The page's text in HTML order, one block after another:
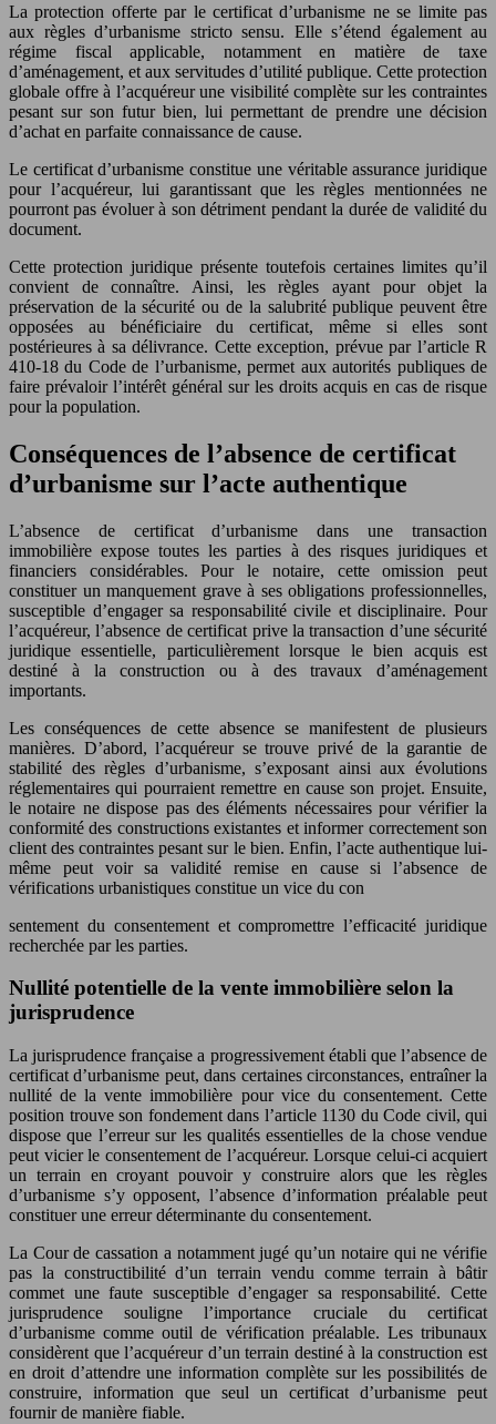
La protection offerte par le certificat d’urbanisme ne se limite pas
aux règles d’urbanisme stricto sensu. Elle s’étend également au
régime fiscal applicable, notamment en matière de taxe
d’aménagement, et aux servitudes d’utilité publique. Cette protection
globale offre à l’acquéreur une visibilité complète sur les contraintes
pesant sur son futur bien, lui permettant de prendre une décision
d’achat en parfaite connaissance de cause.
Le certificat d’urbanisme constitue une véritable assurance juridique
pour l’acquéreur, lui garantissant que les règles mentionnées ne
pourront pas évoluer à son détriment pendant la durée de validité du
document.
Cette protection juridique présente toutefois certaines limites qu’il
convient de connaître. Ainsi, les règles ayant pour objet la
préservation de la sécurité ou de la salubrité publique peuvent être
opposées au bénéficiaire du certificat, même si elles sont
postérieures à sa délivrance. Cette exception, prévue par l’article R
410-18 du Code de l’urbanisme, permet aux autorités publiques de
faire prévaloir l’intérêt général sur les droits acquis en cas de risque
pour la population.
Conséquences de l’absence de certificat
d’urbanisme sur l’acte authentique
L’absence de certificat d’urbanisme dans une transaction
immobilière expose toutes les parties à des risques juridiques et
financiers considérables. Pour le notaire, cette omission peut
constituer un manquement grave à ses obligations professionnelles,
susceptible d’engager sa responsabilité civile et disciplinaire. Pour
l’acquéreur, l’absence de certificat prive la transaction d’une sécurité
juridique essentielle, particulièrement lorsque le bien acquis est
destiné à la construction ou à des travaux d’aménagement
importants.
Les conséquences de cette absence se manifestent de plusieurs
manières. D’abord, l’acquéreur se trouve privé de la garantie de
stabilité des règles d’urbanisme, s’exposant ainsi aux évolutions
réglementaires qui pourraient remettre en cause son projet. Ensuite,
le notaire ne dispose pas des éléments nécessaires pour vérifier la
conformité des constructions existantes et informer correctement son
client des contraintes pesant sur le bien. Enfin, l’acte authentique lui-
même peut voir sa validité remise en cause si l’absence de
vérifications urbanistiques constitue un vice du con
sentement du consentement et compromettre l’efficacité juridique
recherchée par les parties.
Nullité potentielle de la vente immobilière selon la
jurisprudence
La jurisprudence française a progressivement établi que l’absence de
certificat d’urbanisme peut, dans certaines circonstances, entraîner la
nullité de la vente immobilière pour vice du consentement. Cette
position trouve son fondement dans l’article 1130 du Code civil, qui
dispose que l’erreur sur les qualités essentielles de la chose vendue
peut vicier le consentement de l’acquéreur. Lorsque celui-ci acquiert
un terrain en croyant pouvoir y construire alors que les règles
d’urbanisme s’y opposent, l’absence d’information préalable peut
constituer une erreur déterminante du consentement.
La Cour de cassation a notamment jugé qu’un notaire qui ne vérifie
pas la constructibilité d’un terrain vendu comme terrain à bâtir
commet une faute susceptible d’engager sa responsabilité. Cette
jurisprudence souligne l’importance cruciale du certificat
d’urbanisme comme outil de vérification préalable. Les tribunaux
considèrent que l’acquéreur d’un terrain destiné à la construction est
en droit d’attendre une information complète sur les possibilités de
construire, information que seul un certificat d’urbanisme peut
fournir de manière fiable.